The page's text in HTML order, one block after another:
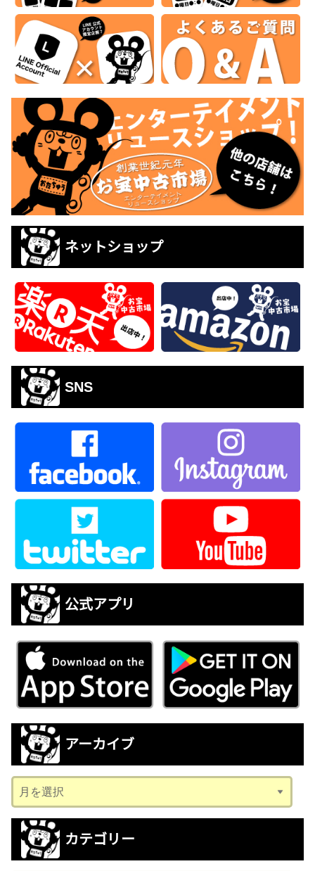
ネットショップ
SNS
公式アプリ
アーカイブ
ー
カ
ブ
カテゴリー